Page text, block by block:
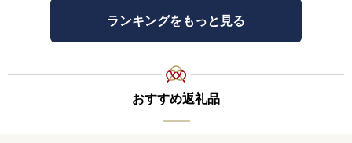
ランキングをもっと見る
おすすめ返礼品